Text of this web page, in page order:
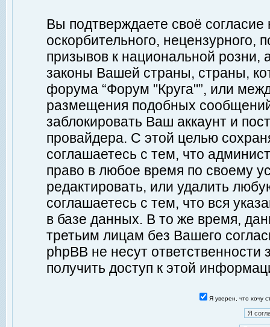
Вы подтверждаете своё
оскорбительного, нецензурного,
призывов к национальной
законы Вашей страны, страны,
форума “Форум "Круга"”, или
размещения подобных
заблокировать Ваш аккаунт и
провайдера. С этой целью
соглашаетесь с тем, что
право в любое время по своему
редактировать, или удалить
соглашаетесь с тем, что вся
в базе данных. В то же время,
третьим лицам без Вашего
phpBB не несут ответственности
получить доступ к этой
Я уверен, что хочу